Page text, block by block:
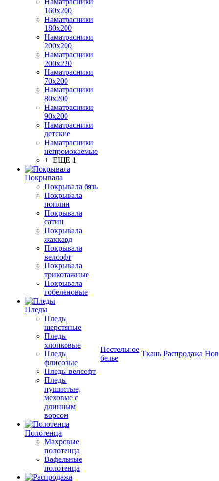
Наматрасники
160х200
Наматрасники
180х200
Наматрасники
200х200
Наматрасники
200х220
Наматрасники
70х200
Наматрасники
80х200
Наматрасники
90х200
Наматрасники
детские
Наматрасники
непромокаемые
+ ЕЩЕ 1
Покрывала
Покрывала бязь
Покрывала
поплин
Покрывала
сатин
Покрывала
жаккард
Покрывала
велсофт
Покрывала
трикотажные
Покрывала
гобеленовые
Пледы
Пледы
шерстяные
Пледы
хлопковые
Пледы
флисовые
Пледы велсофт
Пледы
пушистые,
меховые с
длинным
ворсом
Полотенца
Махровые
полотенца
Вафельные
полотенца
Постельное
белье
Ткань Распродажа